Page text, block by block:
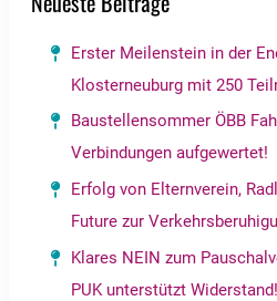
Erster Meilenstein in der
Klosterneuburg mit 250
Baustellensommer ÖBB
Verbindungen aufgewertet!
Erfolg von Elternverein,
Future zur
Klares NEIN zum
PUK unterstützt Widerstand!